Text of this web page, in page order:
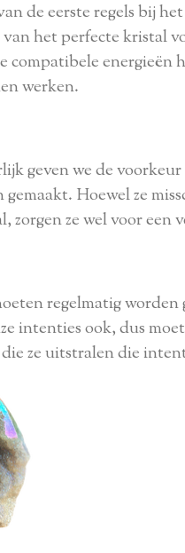
de eerste regels bij
het perfecte kristal
energieën
werken.
geven we de
Hoewel ze
zorgen ze wel voor
regelmatig
intenties ook, dus
ze uitstralen die